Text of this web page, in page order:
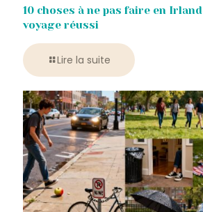
10 choses à ne pas faire en
voyage réussi
Lire la suite